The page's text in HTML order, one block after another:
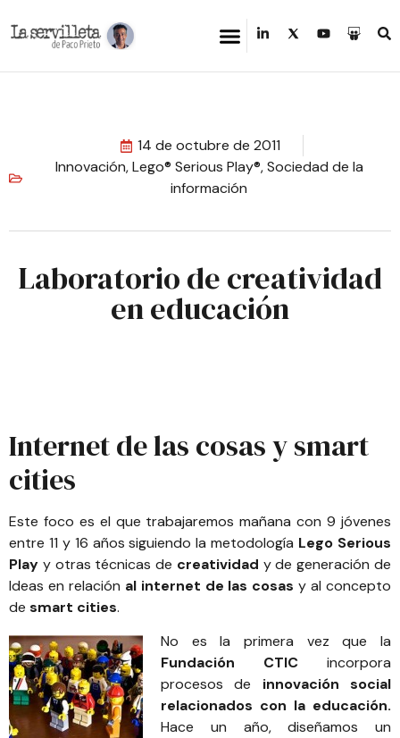
14 de octubre de 2011
Innovación,Lego® Serious Play®,Sociedad de la
información
Laboratorio de creatividad
en educación
Internet de las cosas y smart
cities
Este foco es el que trabajaremos mañana con 9 jóvenes
entre 11 y 16 años siguiendo la metodología Lego Serious
Play y otras técnicas de creatividad y de generación de
Ideas en relación al internet de las cosas y al concepto
de smart cities.
No es la primera vez que la
Fundación CTIC
incorpora
procesos de innovación social
relacionados con la educación.
Hace un año, diseñamos un